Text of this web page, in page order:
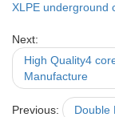
XLPE underground
Next:
High Quality4
Manufacture
Previous: Double